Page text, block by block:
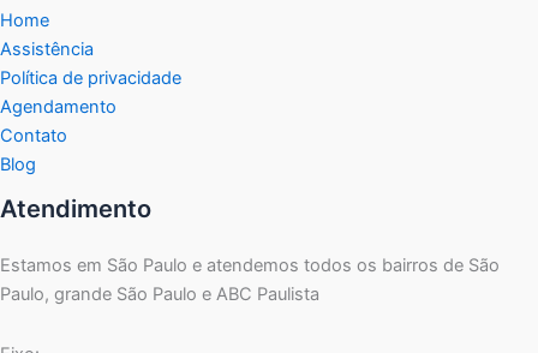
Home
Assistência
Política de privacidade
Agendamento
Contato
Blog
Atendimento
Estamos em São Paulo e atendemos todos os bairros de São
Paulo, grande São Paulo e ABC Paulista